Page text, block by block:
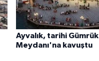
Ayvalık, tarihi Gümrük
Meydanı'na kavuştu